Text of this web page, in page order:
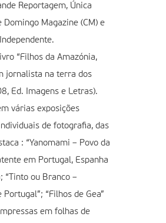
Reportagem, Única
Domingo Magazine (CM) e
“Filhos da Amazónia,
jornalista na terra dos
Ed. Imagens e Letras).
várias exposições
de fotografia, das
: “Yanomami – Povo da
em Portugal, Espanha
“Tinto ou Branco –
Portugal”; “Filhos de Gea”
em folhas de